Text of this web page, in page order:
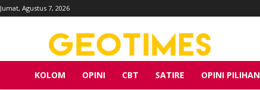
Jumat, Agustus 7, 2026
KOLOM OPINI CBT SATIRE OPINI PILIHAN